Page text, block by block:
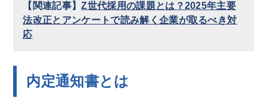
【関連記事】Z世代採用の課題とは？2025年主要
法改正とアンケートで読み解く企業が取るべき対
応
内定通知書とは